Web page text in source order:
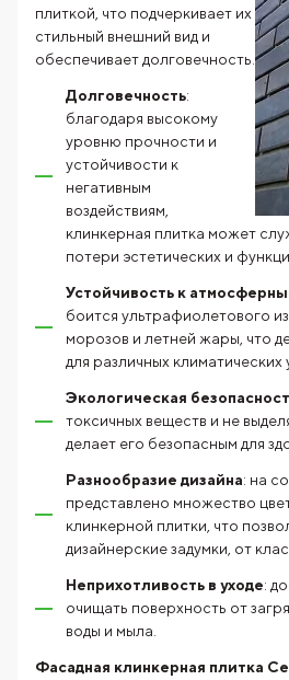
плиткой, что подчеркивает их
стильный внешний вид и
обеспечивает долговечность.
Долговечность:
благодаря высокому
уровню прочности и
устойчивости к
негативным
воздействиям,
клинкерная плитка может
потери эстетических и
Устойчивость к
боится ультрафиолетового
морозов и летней жары, что
для различных климатических
Экологическая
токсичных веществ и не
делает его безопасным для
Разнообразие дизайна: на
представлено множество
клинкерной плитки, что
дизайнерские задумки, от
Неприхотливость в уходе:
очищать поверхность от
воды и мыла.
Фасадная клинкерная плитка